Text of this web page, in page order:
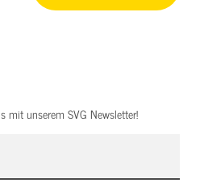
mit unserem SVG Newsletter!